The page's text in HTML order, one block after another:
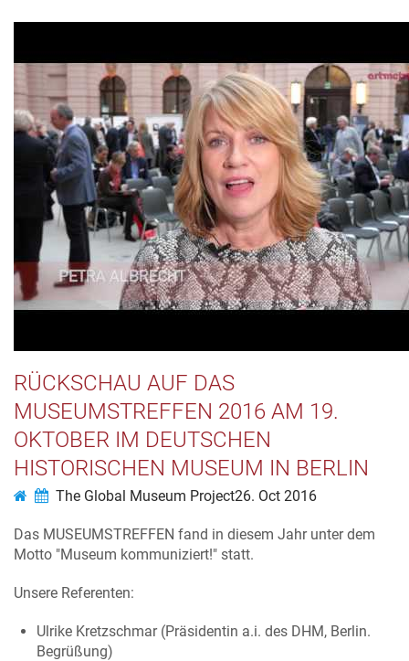
RÜCKSCHAU AUF DAS
MUSEUMSTREFFEN 2016 AM 19.
OKTOBER IM DEUTSCHEN
HISTORISCHEN MUSEUM IN BERLIN
The Global Museum Project26. Oct 2016
Das MUSEUMSTREFFEN fand in diesem Jahr unter dem
Motto "Museum kommuniziert!" statt.
Unsere Referenten:
Ulrike Kretzschmar (Präsidentin a.i. des DHM, Berlin.
Begrüßung)